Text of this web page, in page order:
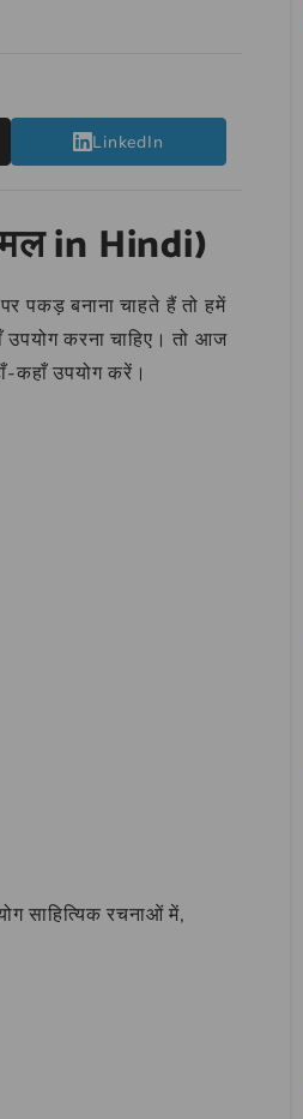
LinkedIn
in Hindi)
पकड़ बनाना चाहते हैं तो हमें
उपयोग करना चाहिए। तो आज
कहाँ उपयोग करें।
साहित्यिक रचनाओं में,